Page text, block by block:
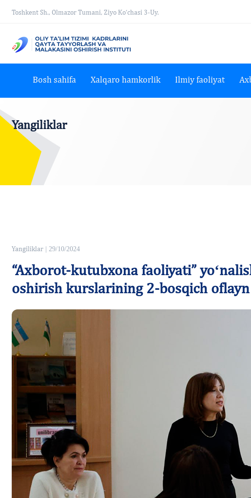
Toshkent Sh., Olmazor Tumani, Ziyo Ko‘chasi 3-Uy.
Bosh sahifa Xalqaro hamkorlik Ilmiy faoliyat
Yangiliklar
Yangiliklar | 29/10/2024
“Axborot-kutubxona faoliyati”
oshirish kurslarining 2-bosqich